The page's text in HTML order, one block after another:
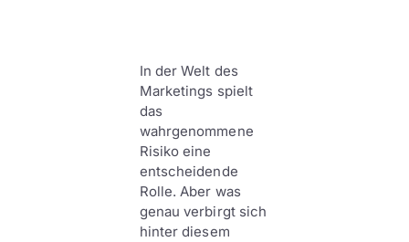
In der Welt des
Marketings spielt
das
wahrgenommene
Risiko eine
entscheidende
Rolle. Aber was
genau verbirgt sich
hinter diesem